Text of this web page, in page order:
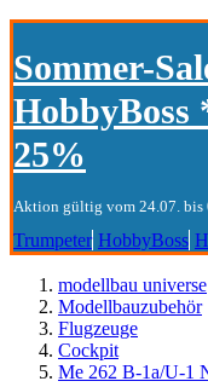
Sommer-
25%
Aktion gültig vom 24.07. bis
Trumpeter HobbyBoss
modellbau universe
Modellbauzubehör
Flugzeuge
Cockpit
Me 262 B-1a/U-1